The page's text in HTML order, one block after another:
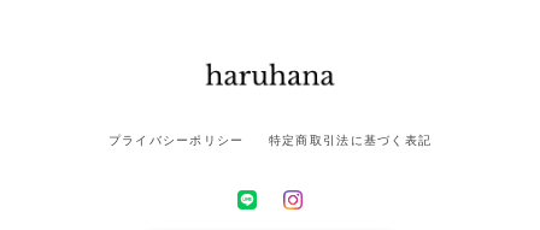
プライバシーポリシー 特定商取引法に基づく表記